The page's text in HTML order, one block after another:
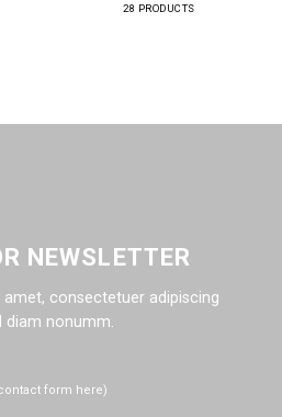
28 PRODUCTS
NEWSLETTER
amet, consectetuer adipiscing
diam nonumm.
form here)